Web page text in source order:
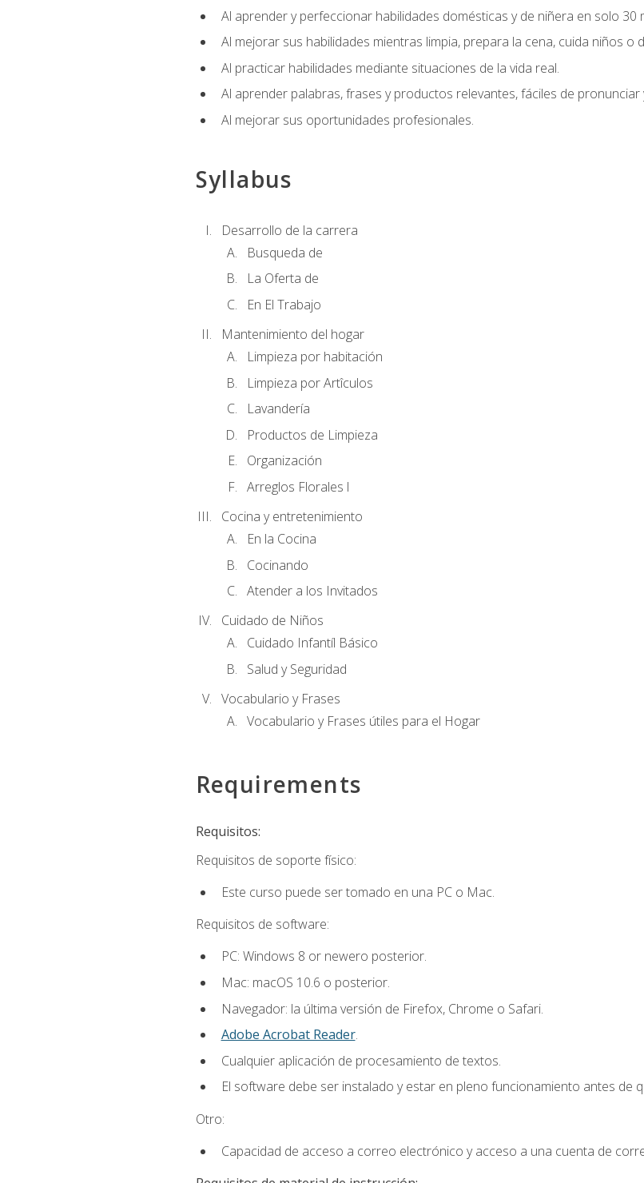
Al aprender y perfeccionar habilidades domésticas y de niñera en solo 30
Al mejorar sus habilidades mientras limpia, prepara la cena, cuida niños o
Al practicar habilidades mediante situaciones de la vida real.
Al aprender palabras, frases y productos relevantes, fáciles de pronunciar
Al mejorar sus oportunidades profesionales.
Syllabus
Desarrollo de la carrera
Busqueda de
La Oferta de
En El Trabajo
Mantenimiento del hogar
Limpieza por habitación
Limpieza por Artîculos
Lavandería
Productos de Limpieza
Organización
Arreglos Florales l
Cocina y entretenimiento
En la Cocina
Cocinando
Atender a los Invitados
Cuidado de Niños
Cuidado Infantíl Básico
Salud y Seguridad
Vocabulario y Frases
Vocabulario y Frases útiles para el Hogar
Requirements
Requisitos:
Requisitos de soporte físico:
Este curso puede ser tomado en una PC o Mac.
Requisitos de software:
PC: Windows 8 or newero posterior.
Mac: macOS 10.6 o posterior.
Navegador: la última versión de Firefox, Chrome o Safari.
Adobe Acrobat Reader.
Cualquier aplicación de procesamiento de textos.
El software debe ser instalado y estar en pleno funcionamiento antes de
Otro:
Capacidad de acceso a correo electrónico y acceso a una cuenta de